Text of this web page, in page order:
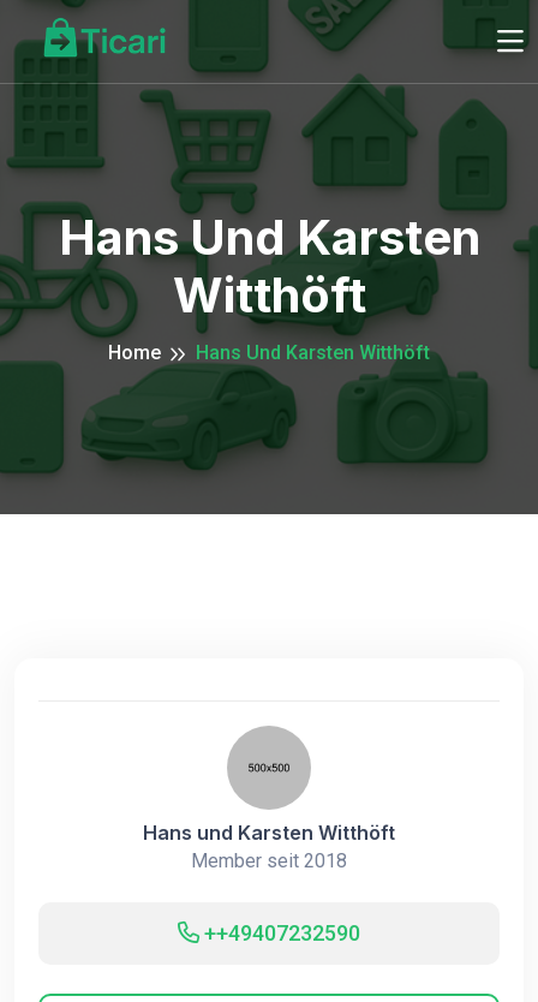
Hans Und Karsten
Witthöft
Home Hans Und Karsten Witthöft
Hans und Karsten Witthöft
Member seit 2018
++49407232590